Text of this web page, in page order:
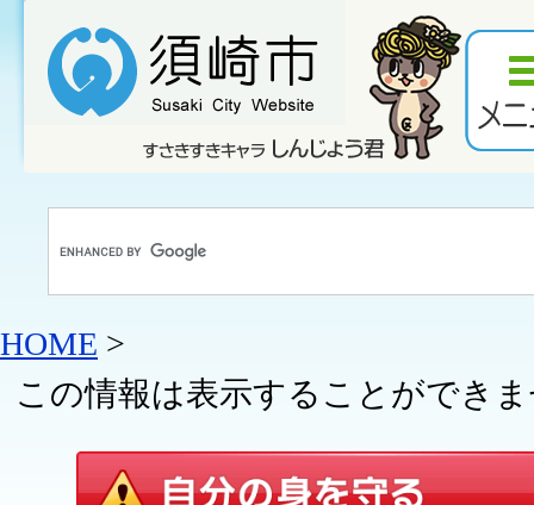
HOME >
この情報は表示することができ